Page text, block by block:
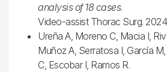
analysis of 18 cases.
Video-assist Thorac Surg.
Ureña A, Moreno C, Macia I,
Muñoz A, Serratosa I, García
C, Escobar I, Ramos R.